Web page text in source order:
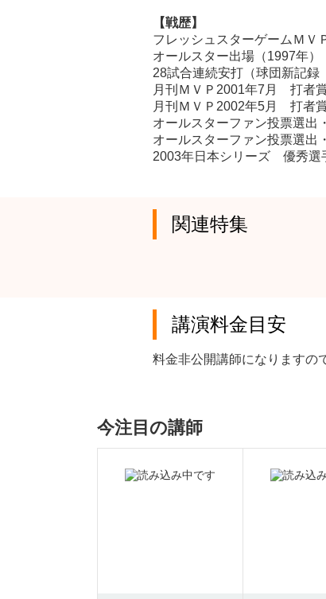
【戦歴】
フレッシュスターゲームＭＶ
オールスター出場（1997年）
28試合連続安打（球団新記
月刊ＭＶＰ2001年7月 打者
月刊ＭＶＰ2002年5月 打者
オールスターファン投票選出
オールスターファン投票選出
2003年日本シリーズ 優秀選
関連特集
講演料金目安
料金非公開講師になりますの
今注目の講師